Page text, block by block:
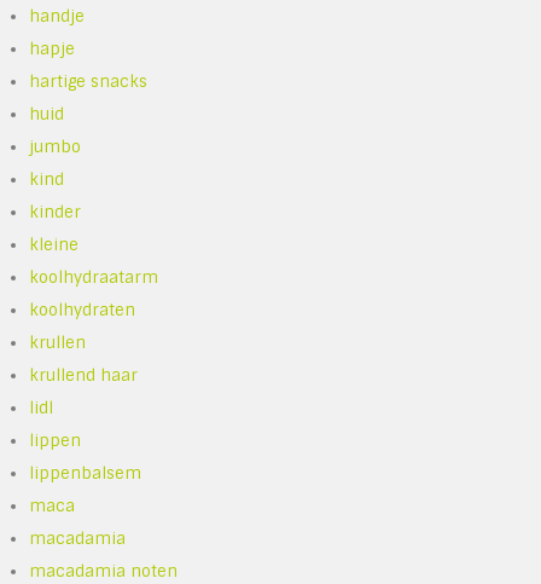
handje
hapje
hartige snacks
huid
jumbo
kind
kinder
kleine
koolhydraatarm
koolhydraten
krullen
krullend haar
lidl
lippen
lippenbalsem
maca
macadamia
macadamia noten